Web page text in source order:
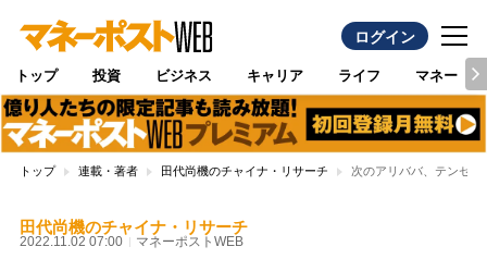
ログイン
トップ 投資 ビジネス キャリア ライフ マネー
トップ 連載・著者 田代尚機のチャイナ・リサーチ 次のアリババ、テンセ
田代尚機のチャイナ・リサーチ
2022.11.02 07:00 マネーポストWEB